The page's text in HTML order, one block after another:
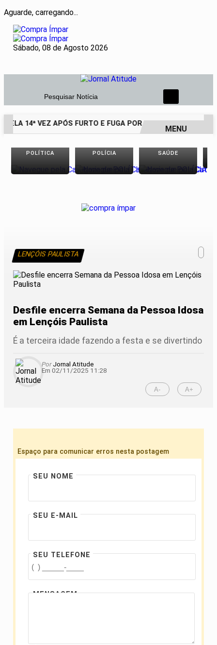
Aguarde, carregando...
Sábado, 08 de Agosto 2026
Pesquisar Notícia
14ª VEZ APÓS FURTO E FUGA POR TELHADOS
EM ALTA
MENU
POLÍTICA POLÍCIA SAÚDE
LENÇÓIS PAULISTA
Desfile encerra Semana da Pessoa Idosa
em Lençóis Paulista
É a terceira idade fazendo a festa e se divertindo
PorJornal Atitude
Em 02/11/2025 11:28
A- A+
Espaço para comunicar erros nesta postagem
SEU NOME
SEU E-MAIL
SEU TELEFONE
MENSAGEM